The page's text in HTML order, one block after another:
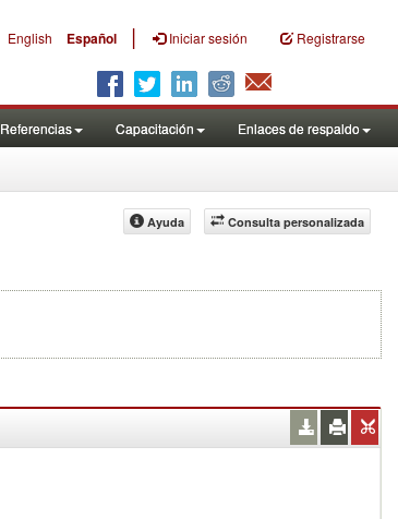
English Español | Iniciar sesión Registrarse
Referencias Capacitación Enlaces de respaldo
Consulta personalizada
Ayuda